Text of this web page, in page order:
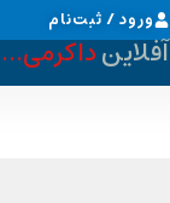
ورود / ثبت‌نام
آفلاینداکرمی...